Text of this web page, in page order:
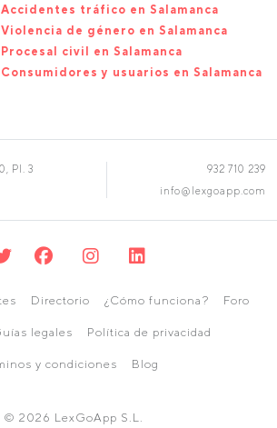
tráfico en Salamanca
de género en Salamanca
civil en Salamanca
y usuarios en Salamanca
Pl. 3
932 710 239
info@lexgoapp.com
Directorio ¿Cómo funciona? Foro
legales Política de privacidad
y condiciones Blog
© 2026 LexGoApp S.L.